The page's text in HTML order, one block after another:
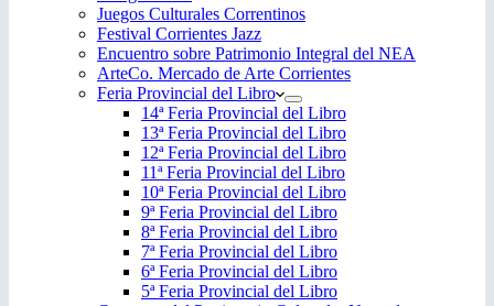
Juegos Culturales Correntinos
Festival Corrientes Jazz
Encuentro sobre Patrimonio Integral del NEA
ArteCo. Mercado de Arte Corrientes
Feria Provincial del Libro
14ª Feria Provincial del Libro
13ª Feria Provincial del Libro
12ª Feria Provincial del Libro
11ª Feria Provincial del Libro
10ª Feria Provincial del Libro
9ª Feria Provincial del Libro
8ª Feria Provincial del Libro
7ª Feria Provincial del Libro
6ª Feria Provincial del Libro
5ª Feria Provincial del Libro